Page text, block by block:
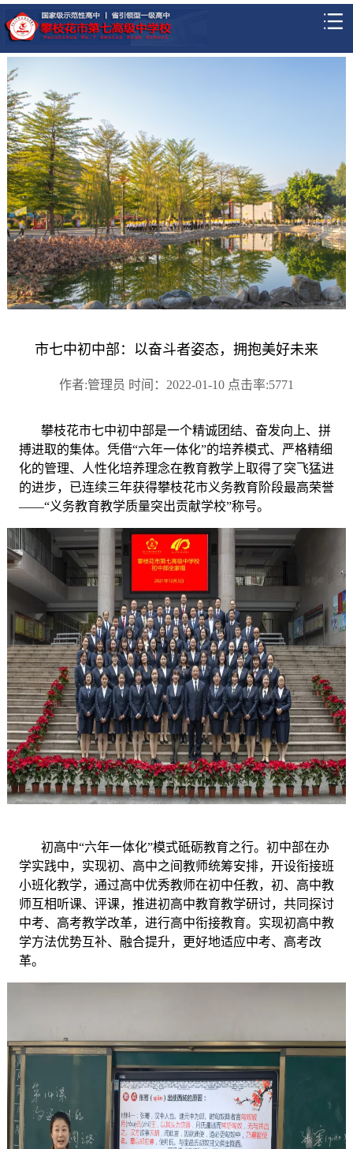
市七中初中部：以奋斗者姿态，拥抱美好未来
作者:管理员 时间：2022-01-10 点击率:5771
攀枝花市七中初中部是一个精诚团结、奋发向上、拼
搏进取的集体。凭借“六年一体化”的培养模式、严格精细
化的管理、人性化培养理念在教育教学上取得了突飞猛进
的进步，已连续三年获得攀枝花市义务教育阶段最高荣誉
——“义务教育教学质量突出贡献学校”称号。
初高中“六年一体化”模式砥砺教育之行。初中部在办
学实践中，实现初、高中之间教师统筹安排，开设衔接班
小班化教学，通过高中优秀教师在初中任教，初、高中教
师互相听课、评课，推进初高中教育教学研讨，共同探讨
中考、高考教学改革，进行高中衔接教育。实现初高中教
学方法优势互补、融合提升，更好地适应中考、高考改
革。